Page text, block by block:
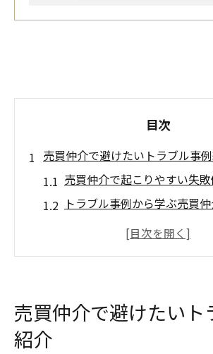
目次
売買仲介で避けたいトラブル事
売買仲介で起こりやすい失
トラブル事例から学ぶ売買
実際の売買仲介トラブルと未
信頼構築が鍵となる売買仲介のコ
売買仲介で信頼関係を築く
売買仲介で避けたいト
紹介